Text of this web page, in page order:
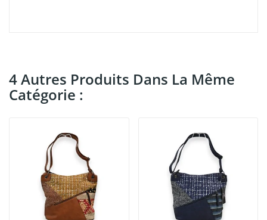
4 Autres Produits Dans La Même
Catégorie :